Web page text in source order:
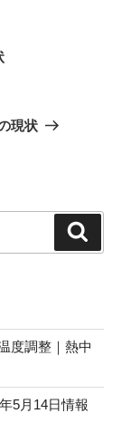
現状
度調整｜熱中
5月14日情報